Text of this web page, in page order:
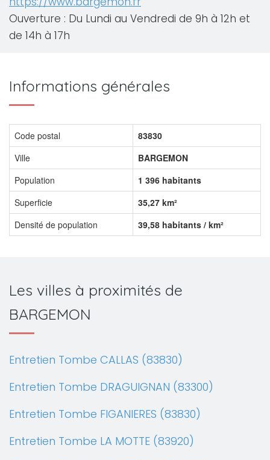
Ouverture : Du Lundi au Vendredi de 9h à 12h et
de 14h à 17h
Informations générales
Code postal
83830
Ville
BARGEMON
Population
1 396 habitants
Superficie
35,27 km²
Densité de population
39,58 habitants / km²
Les villes à proximités de
BARGEMON
Entretien Tombe CALLAS (83830)
Entretien Tombe DRAGUIGNAN (83300)
Entretien Tombe FIGANIERES (83830)
Entretien Tombe LA MOTTE (83920)